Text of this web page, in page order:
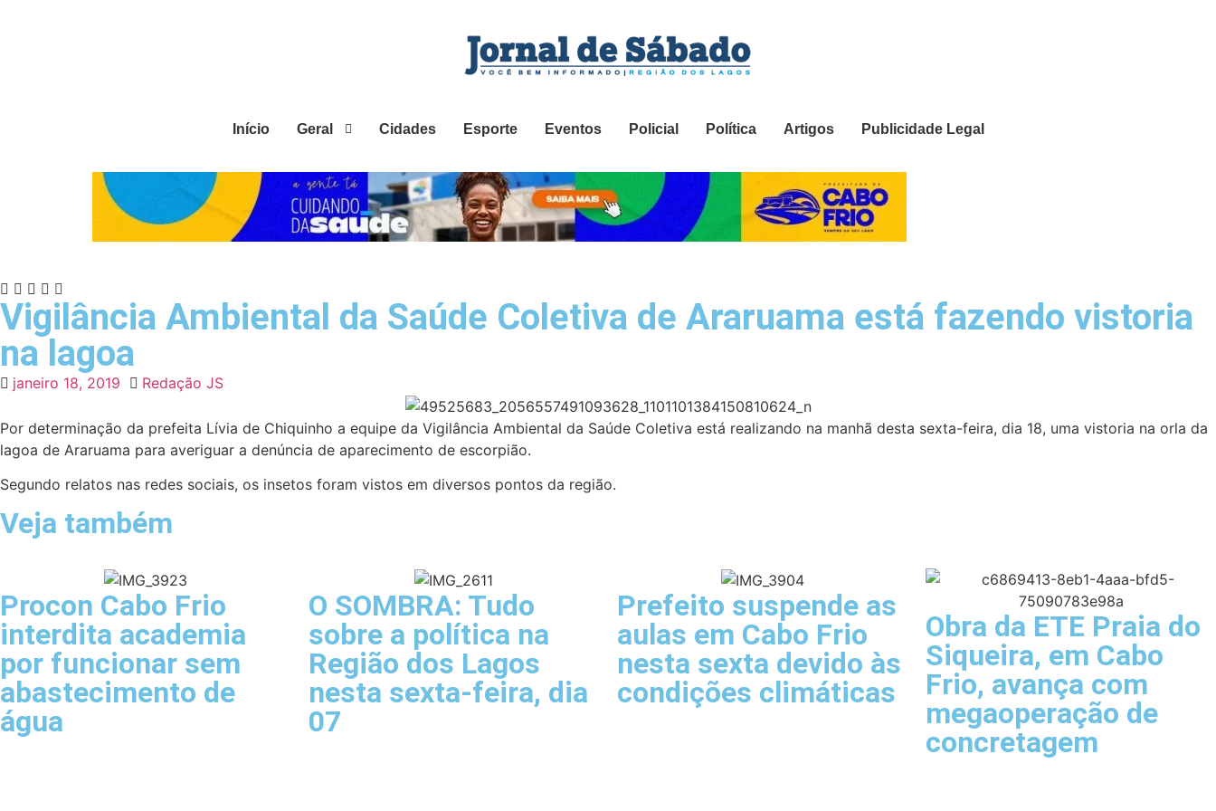
Início Geral Cidades Esporte Eventos Policial Política Artigos Publicidade Legal
Vigilância Ambiental da Saúde Coletiva de Araruama está fazendo vistoria
na lagoa
janeiro 18, 2019 Redação JS
Por determinação da prefeita Lívia de Chiquinho a equipe da Vigilância Ambiental da Saúde Coletiva está realizando na manhã desta sexta-feira, dia 18, uma vistoria na orla da
lagoa de Araruama para averiguar a denúncia de aparecimento de escorpião.
Segundo relatos nas redes sociais, os insetos foram vistos em diversos pontos da região.
Veja também
Procon Cabo Frio
interdita academia
por funcionar sem
abastecimento de
água
O SOMBRA: Tudo
sobre a política na
Região dos Lagos
nesta sexta-feira, dia
07
Prefeito suspende as
aulas em Cabo Frio
nesta sexta devido às
condições climáticas
Obra da ETE Praia do
Siqueira, em Cabo
Frio, avança com
megaoperação de
concretagem